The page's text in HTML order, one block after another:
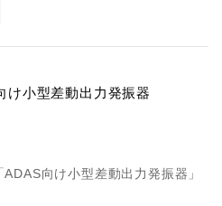
け小型差動出力発振器
向け小型差動出力発振器」